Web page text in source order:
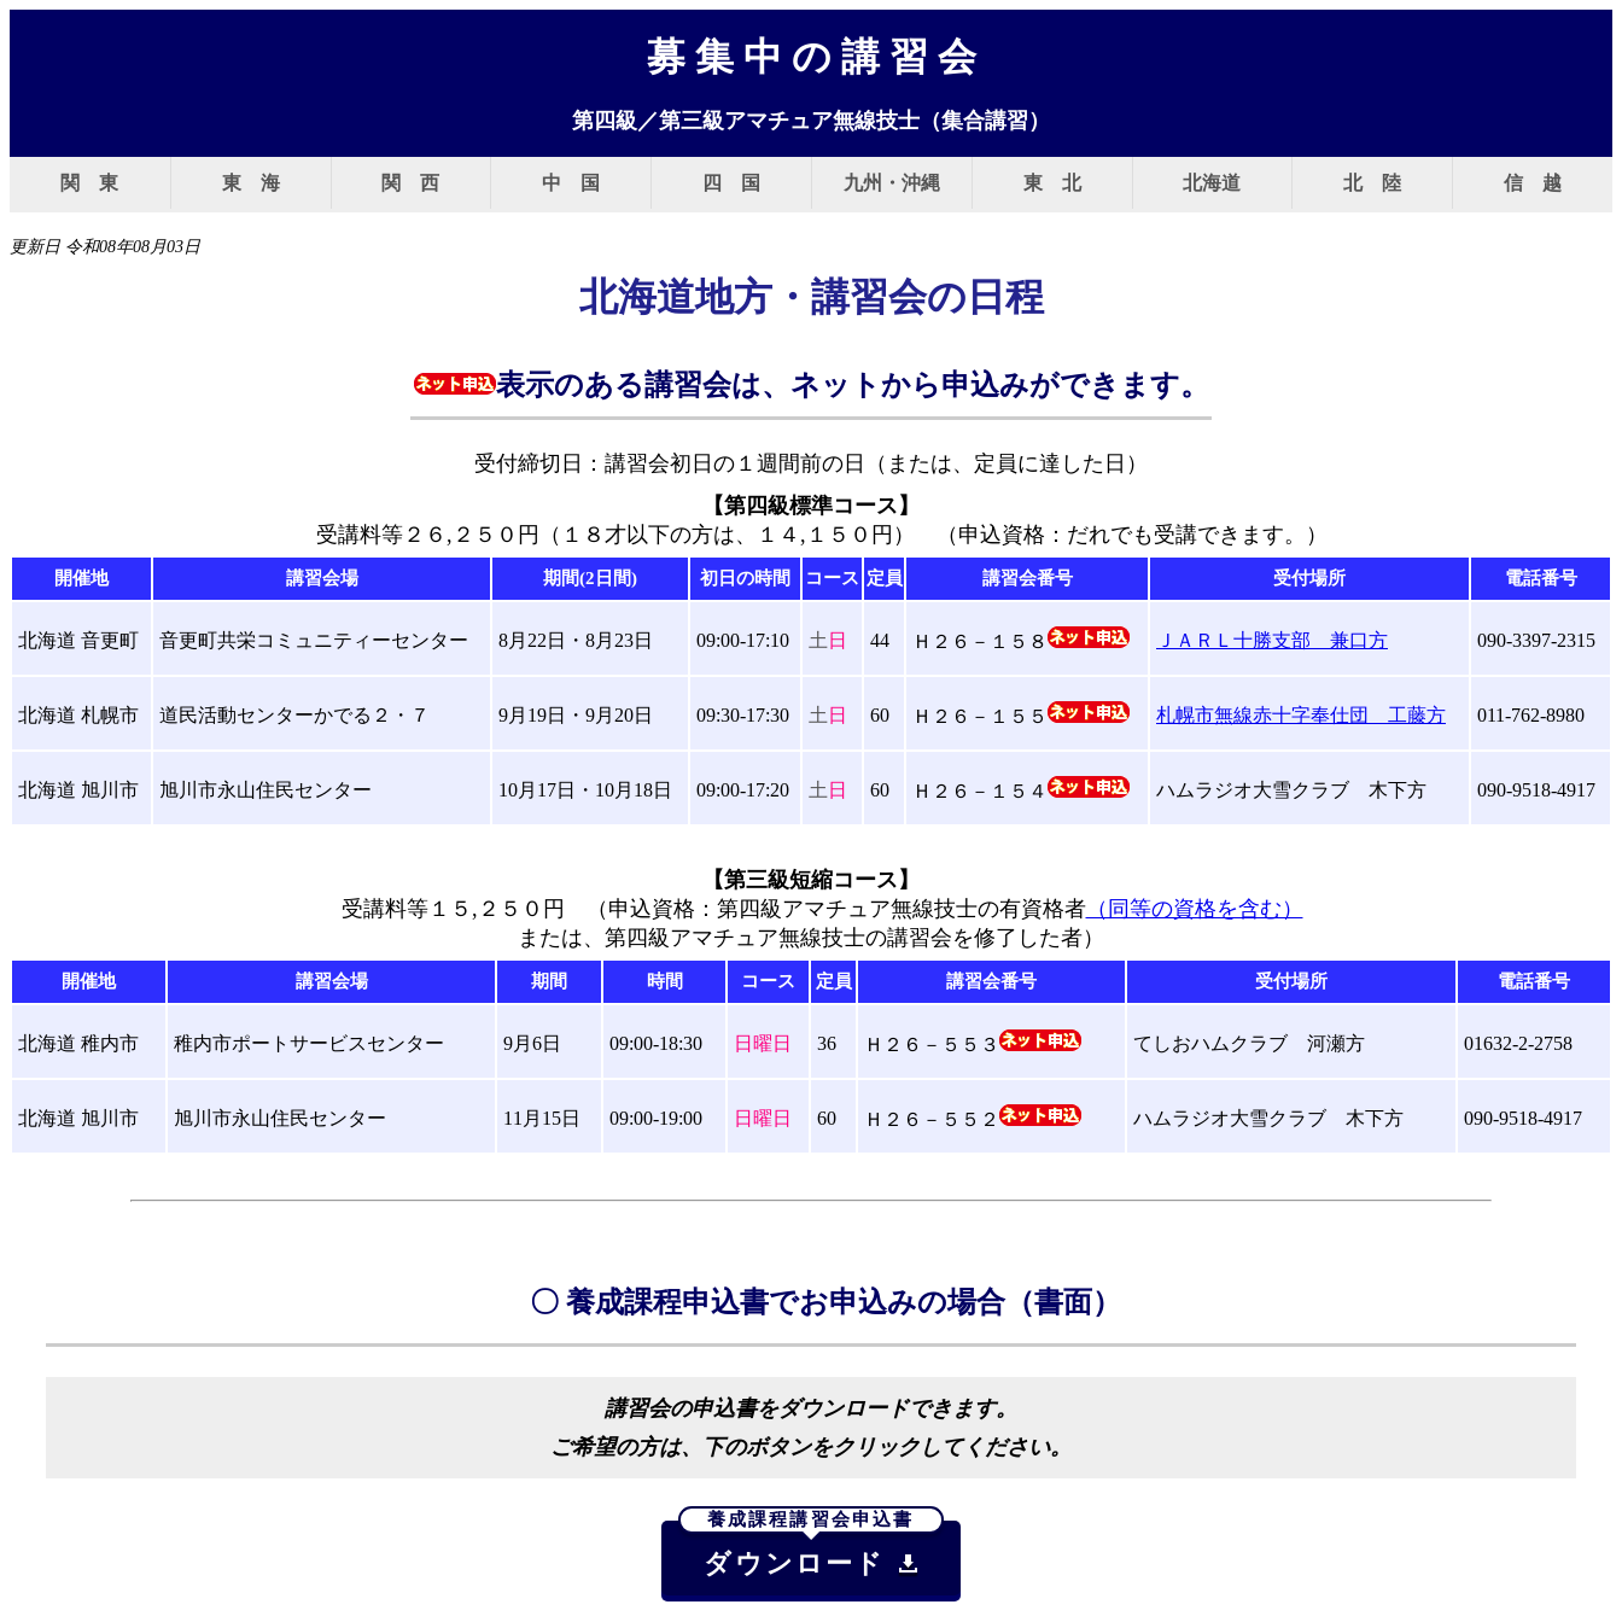
募 集 中 の 講 習 会
第四級／第三級アマチュア無線技士（集合講習）
関 東 東 海 関 西 中 国 四 国 九州・沖縄 東 北 北海道 北 陸 信 越
更新日 令和08年08月03日
北海道地方・講習会の日程
表示のある講習会は、ネットから申込みができます。
受付締切日：講習会初日の１週間前の日（または、定員に達した日）
【第四級標準コース】
受講料等２６,２５０円（１８才以下の方は、１４,１５０円） （申込資格：だれでも受講できます。）
開催地 講習会場 期間(2日間) 初日の時間 コース 定員 講習会番号 受付場所 電話番号
北海道 音更町 音更町共栄コミュニティーセンター 8月22日・8月23日 09:00-17:10 土 日 44 Ｈ２６－１５８ ＪＡＲＬ十勝支部 兼口方 090-3397-2315
北海道 札幌市 道民活動センターかでる２・７ 9月19日・9月20日 09:30-17:30 土 日 60 Ｈ２６－１５５ 札幌市無線赤十字奉仕団 工藤方 011-762-8980
北海道 旭川市 旭川市永山住民センター 10月17日・10月18日 09:00-17:20 土 日 60 Ｈ２６－１５４ ハムラジオ大雪クラブ 木下方 090-9518-4917
【第三級短縮コース】
受講料等１５,２５０円 （申込資格：第四級アマチュア無線技士の有資格者（同等の資格を含む）
または、第四級アマチュア無線技士の講習会を修了した者）
開催地 講習会場 期間 時間 コース 定員 講習会番号 受付場所 電話番号
北海道 稚内市 稚内市ポートサービスセンター 9月6日 09:00-18:30 日曜日 36 Ｈ２６－５５３ てしおハムクラブ 河瀬方 01632-2-2758
北海道 旭川市 旭川市永山住民センター 11月15日 09:00-19:00 日曜日 60 Ｈ２６－５５２ ハムラジオ大雪クラブ 木下方 090-9518-4917
〇 養成課程申込書でお申込みの場合（書面）
講習会の申込書をダウンロードできます。
ご希望の方は、下のボタンをクリックしてください。
養成課程講習会申込書
ダウンロード